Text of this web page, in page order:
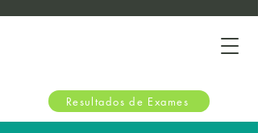
Resultados de Exames